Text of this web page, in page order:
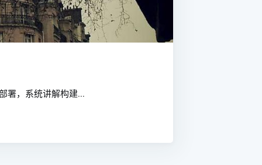
署，系统讲解构建...